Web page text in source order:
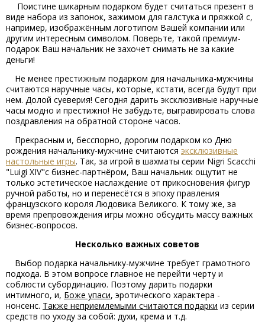
Поистине шикарным подарком будет считаться презент в
виде набора из запонок, зажимом для галстука и пряжкой с,
например, изображённым логотипом Вашей компании или
другим интересным символом. Поверьте, такой премиум-
подарок Ваш начальник не захочет снимать не за какие
деньги!
Не менее престижным подарком для начальника-мужчины
считаются наручные часы, которые, кстати, всегда будут при
нем. Долой суеверия! Сегодня дарить эксклюзивные наручные
часы модно и престижно! Не забудьте, выгравировать слова
поздравления на обратной стороне часов.
Прекрасным и, бесспорно, дорогим подарком ко Дню
рождения начальнику-мужчине считаются эксклюзивные
настольные игры. Так, за игрой в шахматы серии Nigri Scacchi
"Luigi XIV"с бизнес-партнёром, Ваш начальник ощутит не
только эстетическое наслаждение от прикосновения фигур
ручной работы, но и перенесётся в эпоху правления
французского короля Людовика Великого. К тому же, за
время препровождения игры можно обсудить массу важных
бизнес-вопросов.
Несколько важных советов
Выбор подарка начальнику-мужчине требует грамотного
подхода. В этом вопросе главное не перейти черту и
соблюсти субординацию. Поэтому дарить подарки
интимного, и, Боже упаси, эротического характера -
нонсенс. Также неприемлемыми считаются подарки из серии
средств по уходу за собой: духи, крема и т.д.